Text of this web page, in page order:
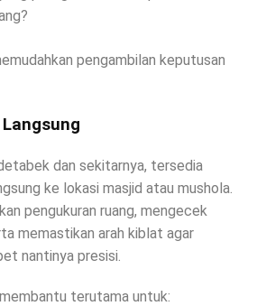
pengambilan keputusan
dan sekitarnya, tersedia
ke lokasi masjid atau mushola.
pengukuran ruang, mengecek
memastikan arah kiblat agar
nantinya presisi.
terutama untuk: